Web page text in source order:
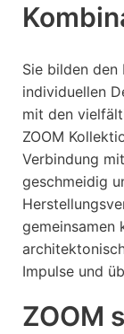
Sie bilden
individuellen
mit den
ZOOM
Verbindung
geschmeidig
gemeinsamen
Impulse und
ZOOM